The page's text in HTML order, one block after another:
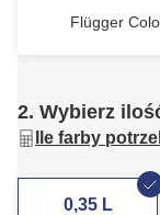
Flügger
2. Wybierz
Ile farby
0,35 L